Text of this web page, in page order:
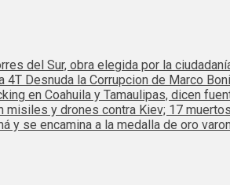
del Sur, obra elegida por la
Desnuda la Corrupcion de Marco
en Coahuila y Tamaulipas, dicen
misiles y drones contra Kiev; 17
y se encamina a la medalla de oro